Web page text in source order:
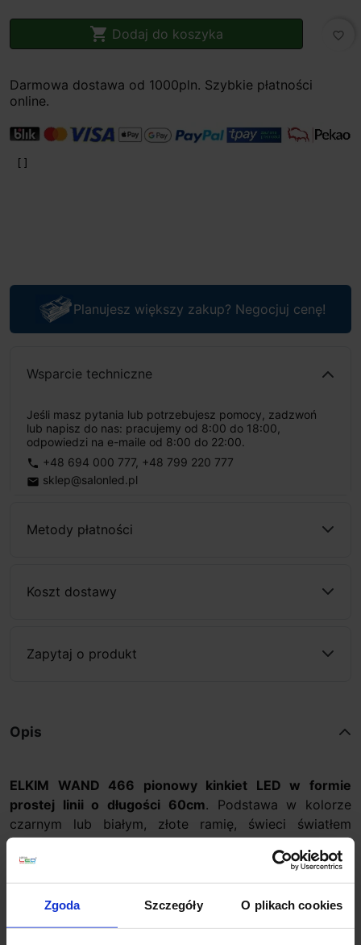
Zgoda Szczegóły O plikach cookies
 Dodaj do koszyka favorite_border
Darmowa dostawa od 1000pln. Szybkie płatności
online.
Planujesz większy zakup? Negocjuj cenę!
Wsparcie techniczne
Jeśli masz pytania lub potrzebujesz pomocy, zadzwoń
lub napisz do nas: pracujemy od 8:00 do 18:00,
odpowiedzi na e-maile od 8:00 do 22:00.
phone +48 694 000 777, +48 799 220 777
email sklep@salonled.pl
Metody płatności
Koszt dostawy
Zapytaj o produkt
Opis
ELKIM WAND 466 pionowy kinkiet LED w formie
prostej linii o długości 60cm. Podstawa w kolorze
czarnym lub białym, złote ramię, świeci światłem
odbitym od ściany, dzięki czemu doskonale sprawdzi
się jako oświetlenie dekoracyjne w nowoczesnych
wnętrzach: w salonie, korytarzu, sypialni, gabinecie, sali
konferencyjnej. Lampa wykonana jest z aluminium i